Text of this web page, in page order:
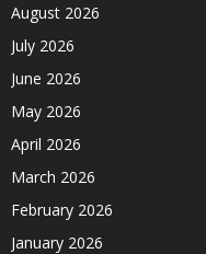
August 2026
July 2026
June 2026
May 2026
April 2026
March 2026
February 2026
January 2026